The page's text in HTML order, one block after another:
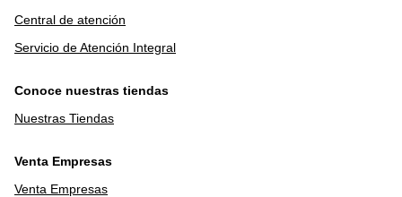
Central de atención
Servicio de Atención Integral
Conoce nuestras tiendas
Nuestras Tiendas
Venta Empresas
Venta Empresas